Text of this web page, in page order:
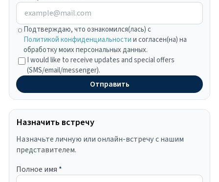
Подтверждаю, что ознакомился(лась) с
Политикой конфиденциальностии согласен(на) на
обработку моих персональных данных.
I would like to receive updates and special offers
(SMS/email/messenger).
Отправить
Назначить встречу
Назначьте личную или онлайн-встречу с нашим
представителем.
Полное имя *